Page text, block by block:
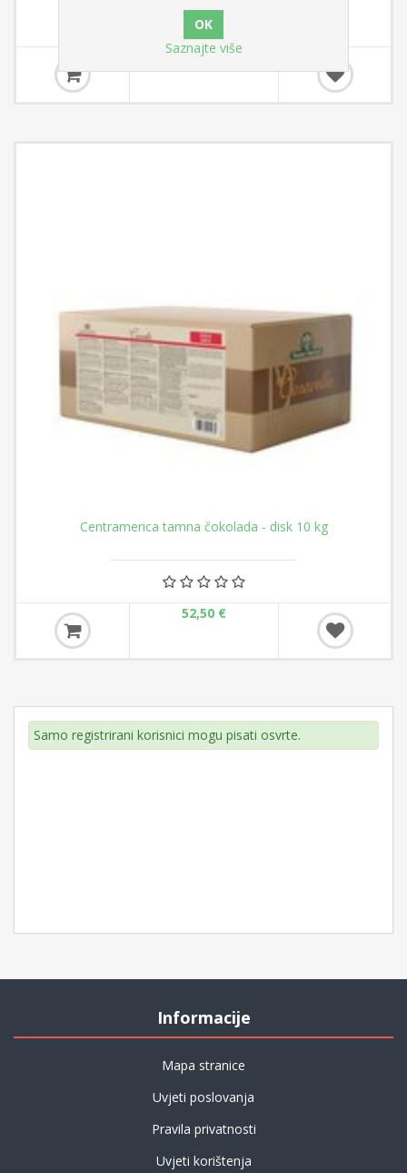
26,25 €
Centramerica tamna čokolada - disk 10 kg
52,50 €
Samo registrirani korisnici mogu pisati osvrte.
Informacije
Mapa stranice
Uvjeti poslovanja
Pravila privatnosti
Uvjeti korištenja
Saznajte više